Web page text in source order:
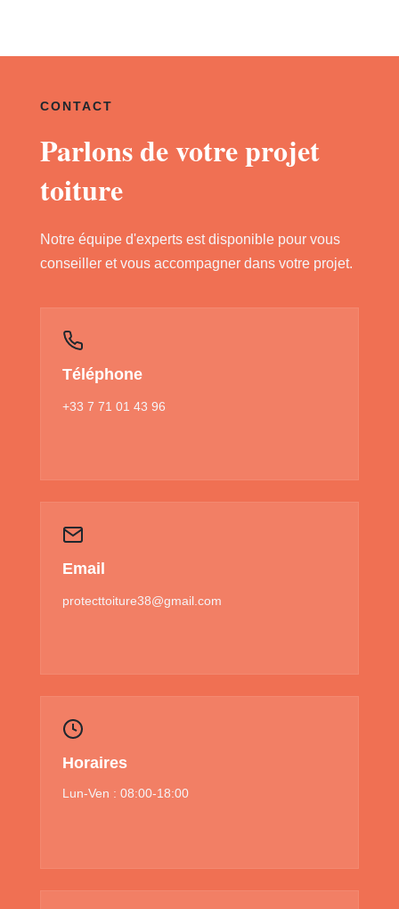
CONTACT
Parlons de votre projet
toiture
Notre équipe d'experts est disponible pour vous
conseiller et vous accompagner dans votre projet.
Téléphone
+33 7 71 01 43 96
Email
protecttoiture38@gmail.com
Horaires
Lun-Ven : 08:00-18:00